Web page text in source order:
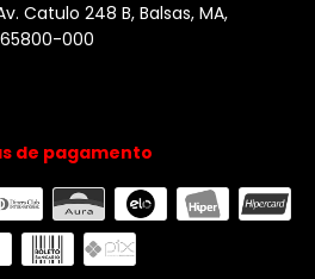
Catulo 248 B, Balsas, MA,
65800-000
de pagamento